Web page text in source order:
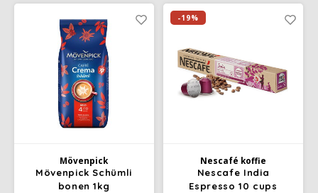
tikkeltje bitterheid die na twee
minuten verdwijnt.
smaak en bloemige en fruitige
Mövenpick
Mövenpick Schümli
bonen 1kg
-19%
Nescafé koffie
Nescafe India
Espresso 10 cups